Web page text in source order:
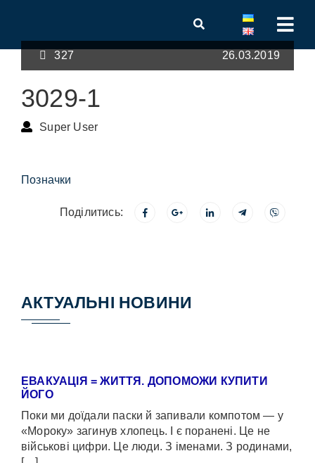
327 26.03.2019
3029-1
Super User
Позначки
Поділитись:
АКТУАЛЬНІ НОВИНИ
ЕВАКУАЦІЯ = ЖИТТЯ. ДОПОМОЖИ КУПИТИ
ЙОГО
Поки ми доїдали паски й запивали компотом — у
«Мороку» загинув хлопець. І є поранені. Це не
військові цифри. Це люди. З іменами. З родинами,